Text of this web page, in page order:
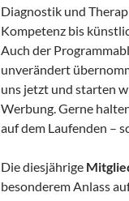
Diagnostik und
Kompetenz bis
Auch der
unverändert
uns jetzt und starten
Werbung. Gerne
auf dem Laufenden –
Die diesjährige
besonderem Anlass